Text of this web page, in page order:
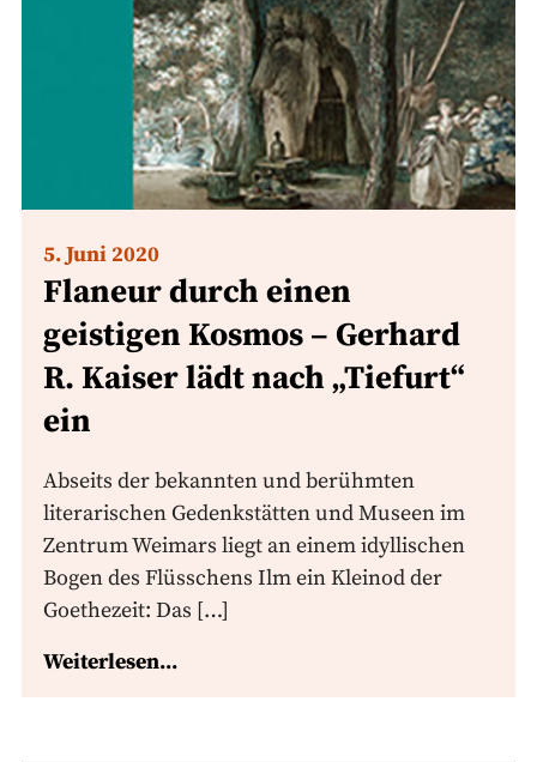
5. Juni 2020
Flaneur durch einen
geistigen Kosmos – Gerhard
R. Kaiser lädt nach „Tiefurt“
ein
Abseits der bekannten und berühmten
literarischen Gedenkstätten und Museen im
Zentrum Weimars liegt an einem idyllischen
Bogen des Flüsschens Ilm ein Kleinod der
Goethezeit: Das […]
Weiterlesen...